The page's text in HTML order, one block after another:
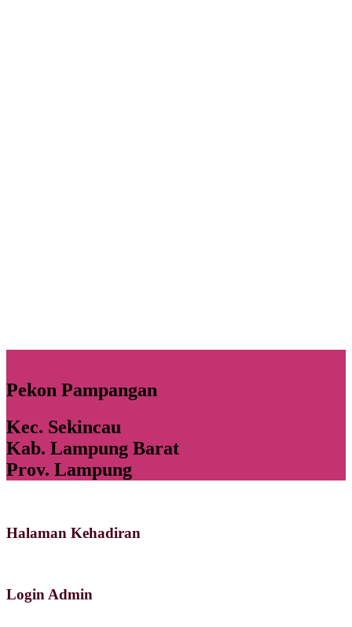
Pekon Pampangan
Kec. Sekincau
Kab. Lampung Barat
Prov. Lampung
Halaman Kehadiran
Login Admin